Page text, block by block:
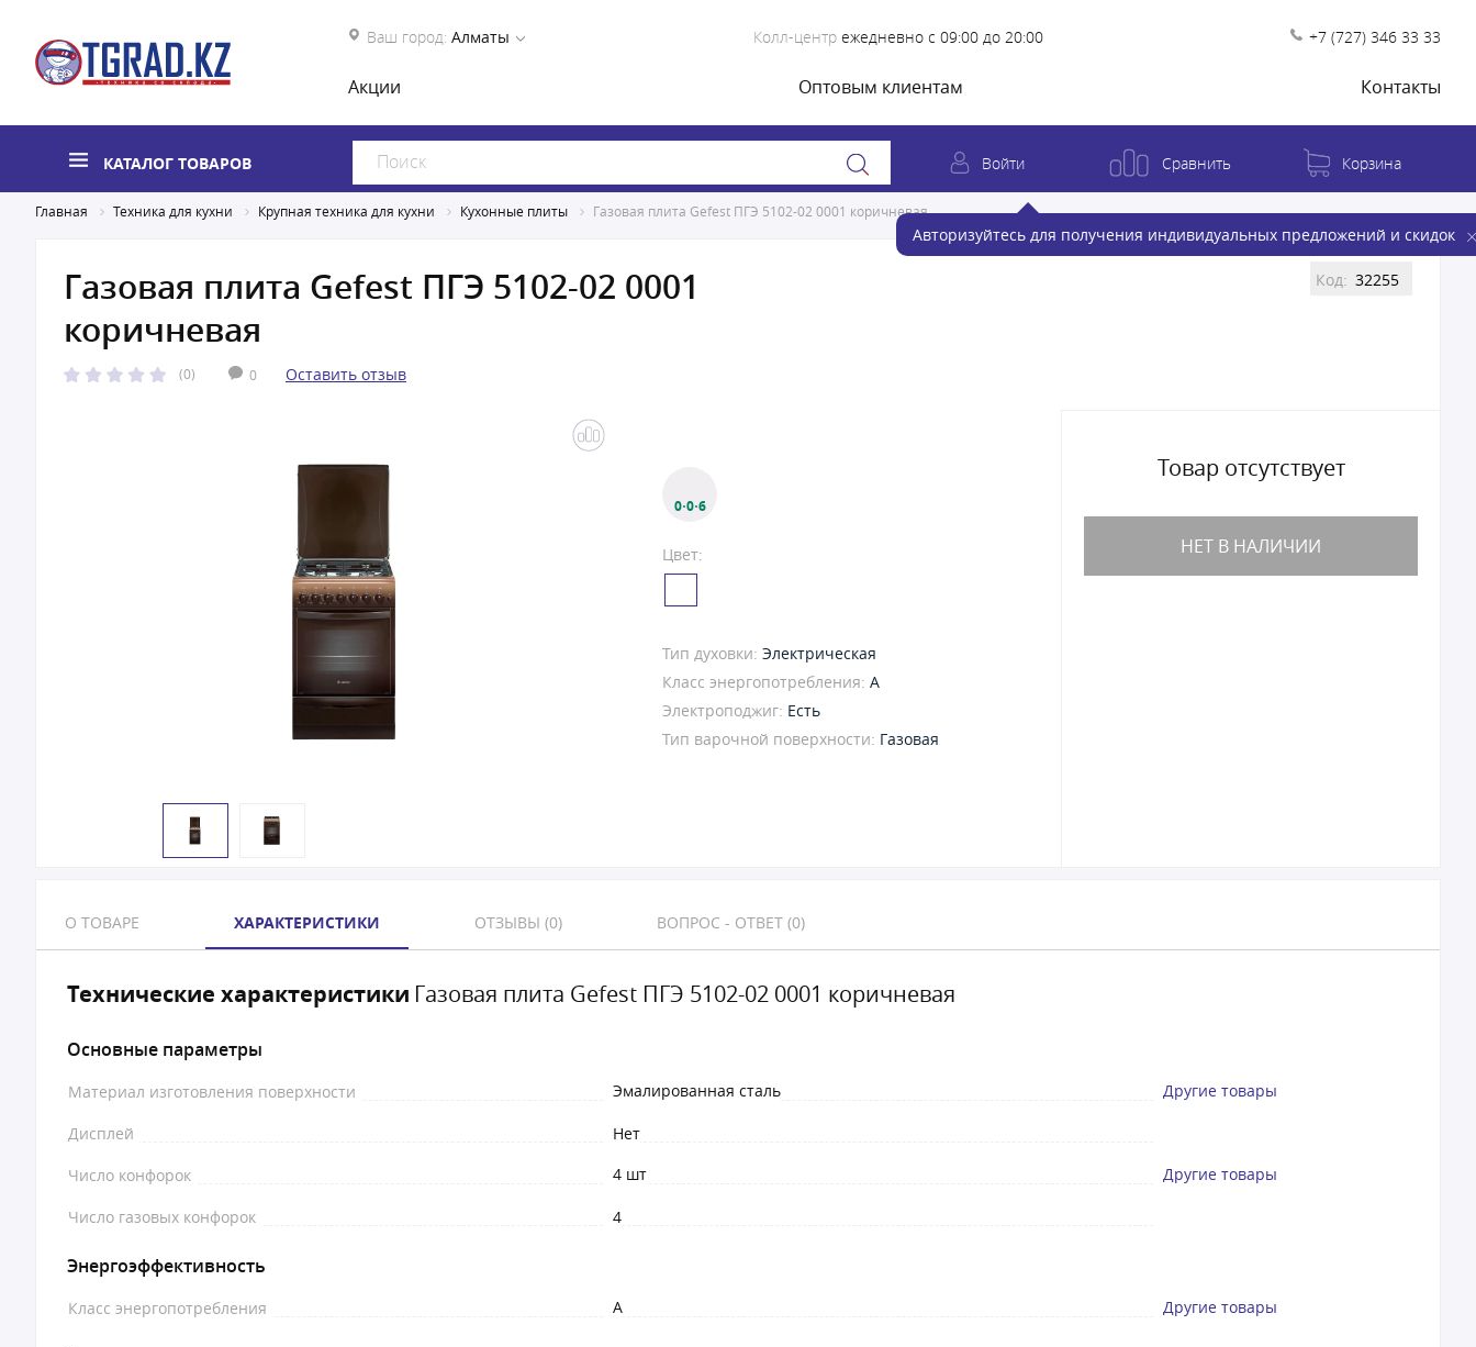
Ваш город: Алматы Колл-центр ежедневно с 09:00 до 20:00 +7 (727) 346 33 33
Акции Оптовым клиентам Контакты
КАТАЛОГ ТОВАРОВ Войти
Авторизуйтесь для получения индивидуальных предложений и скидок
Сравнить Корзина
Главная Техника для кухни Крупная техника для кухни Кухонные плиты Газовая плита Gefest ПГЭ 5102-02 0001 коричневая
Газовая плита Gefest ПГЭ 5102-02 0001
коричневая
(0) 0 Оставить отзыв
Код: 32255
0·0·6
Цвет:
Тип духовки: Электрическая
Класс энергопотребления: A
Электроподжиг: Есть
Тип варочной поверхности: Газовая
Товар отсутствует
НЕТ В НАЛИЧИИ
О ТОВАРЕ ХАРАКТЕРИСТИКИ ОТЗЫВЫ (0) ВОПРОС - ОТВЕТ (0)
Технические характеристики Газовая плита Gefest ПГЭ 5102-02 0001 коричневая
Основные параметры
Материал изготовления поверхности Эмалированная сталь Другие товары
Дисплей
Нет
Число конфорок
4 шт Другие товары
Число газовых конфорок 4
Энергоэффективность
Класс энергопотребления A Другие товары